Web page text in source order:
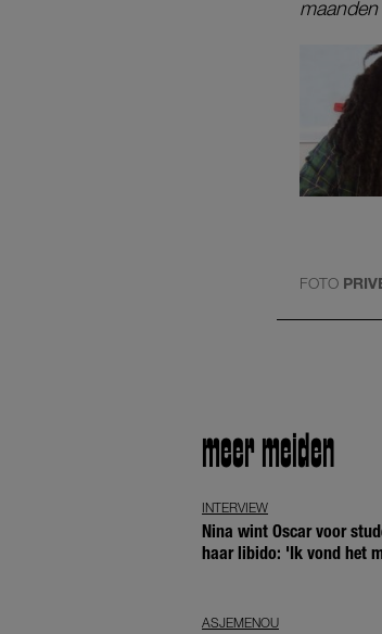
FOTO
meer meiden
INTERVIEW
Nina wint Oscar voor
haar libido: 'Ik vond het
ASJEMENOU